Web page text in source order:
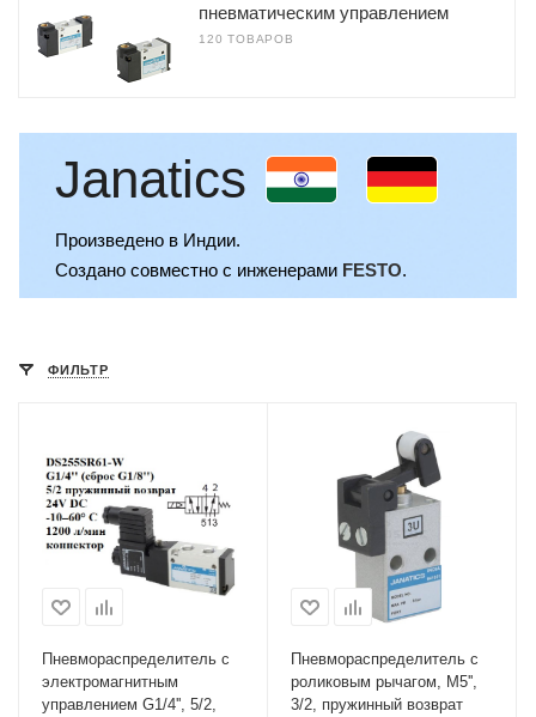
пневматическим управлением
120 ТОВАРОВ
Janatics
Произведено в Индии.
Создано совместно с инженерами FESTO.
ФИЛЬТР
Пневмораспределитель с
электромагнитным
управлением G1/4'', 5/2,
Пневмораспределитель с
роликовым рычагом, M5'',
3/2, пружинный возврат